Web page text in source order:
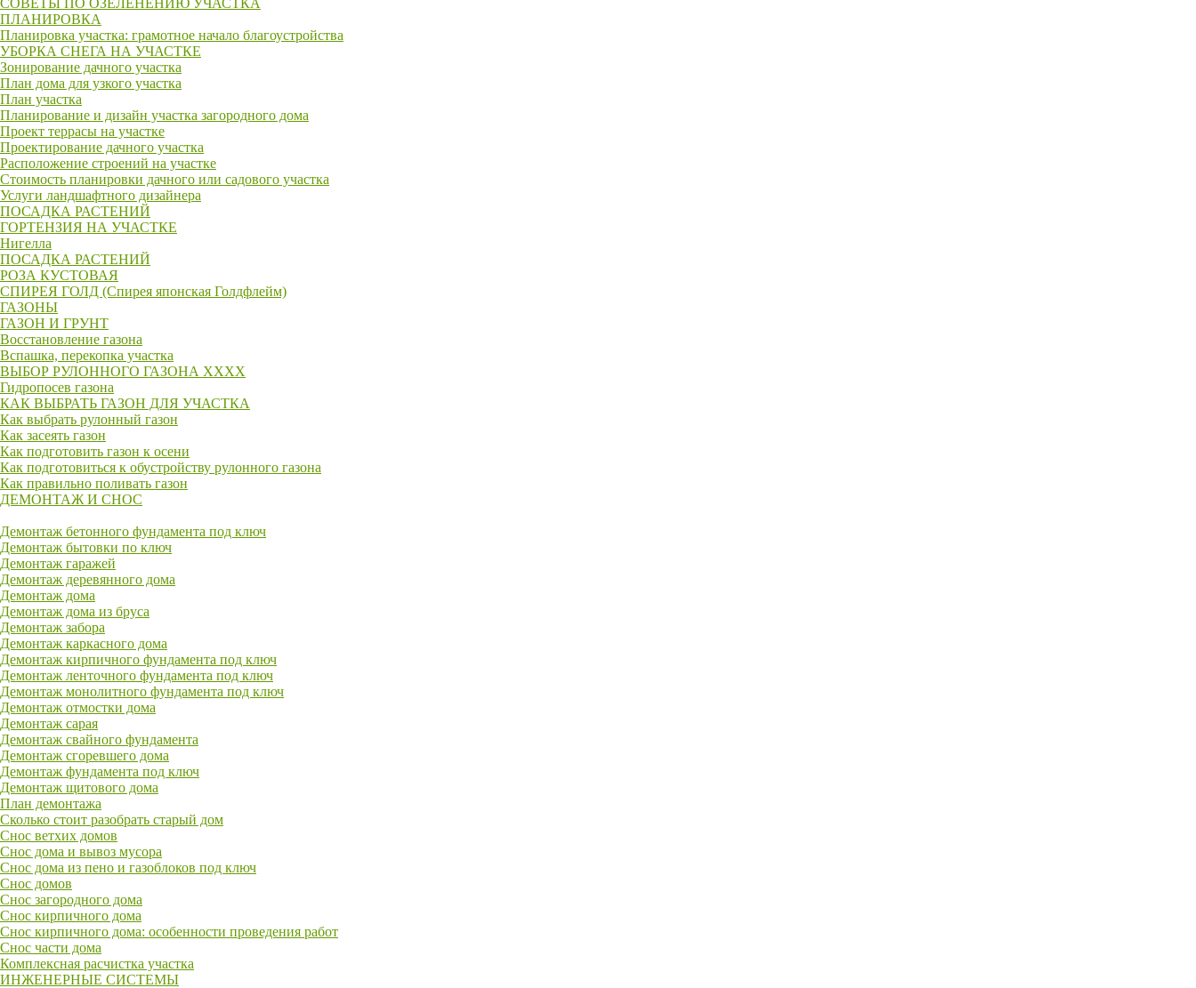
СОВЕТЫ ПО ОЗЕЛЕНЕНИЮ УЧАСТКА
ПЛАНИРОВКА
Планировка участка: грамотное начало благоустройства
УБОРКА СНЕГА НА УЧАСТКЕ
Зонирование дачного участка
План дома для узкого участка
План участка
Планирование и дизайн участка загородного дома
Проект террасы на участке
Проектирование дачного участка
Расположение строений на участке
Стоимость планировки дачного или садового участка
Услуги ландшафтного дизайнера
ПОСАДКА РАСТЕНИЙ
ГОРТЕНЗИЯ НА УЧАСТКЕ
Нигелла
ПОСАДКА РАСТЕНИЙ
РОЗА КУСТОВАЯ
СПИРЕЯ ГОЛД (Спирея японская Голдфлейм)
ГАЗОНЫ
ГАЗОН И ГРУНТ
Восстановление газона
Вспашка, перекопка участка
ВЫБОР РУЛОННОГО ГАЗОНА XXXX
Гидропосев газона
КАК ВЫБРАТЬ ГАЗОН ДЛЯ УЧАСТКА
Как выбрать рулонный газон
Как засеять газон
Как подготовить газон к осени
Как подготовиться к обустройству рулонного газона
Как правильно поливать газон
ДЕМОНТАЖ И СНОС
Демонтаж бетонного фундамента под ключ
Демонтаж бытовки по ключ
Демонтаж гаражей
Демонтаж деревянного дома
Демонтаж дома
Демонтаж дома из бруса
Демонтаж забора
Демонтаж каркасного дома
Демонтаж кирпичного фундамента под ключ
Демонтаж ленточного фундамента под ключ
Демонтаж монолитного фундамента под ключ
Демонтаж отмостки дома
Демонтаж сарая
Демонтаж свайного фундамента
Демонтаж сгоревшего дома
Демонтаж фундамента под ключ
Демонтаж щитового дома
План демонтажа
Сколько стоит разобрать старый дом
Снос ветхих домов
Снос дома и вывоз мусора
Снос дома из пено и газоблоков под ключ
Снос домов
Снос загородного дома
Снос кирпичного дома
Снос кирпичного дома: особенности проведения работ
Снос части дома
Комплексная расчистка участка
ИНЖЕНЕРНЫЕ СИСТЕМЫ